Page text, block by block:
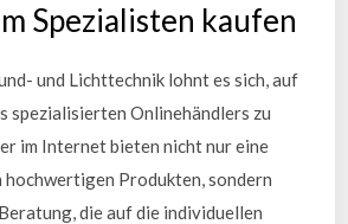
Spezialisten kaufen
und Lichttechnik lohnt es sich, auf
spezialisierten Onlinehändlers zu
im Internet bieten nicht nur eine
hochwertigen Produkten, sondern
die auf die individuellen